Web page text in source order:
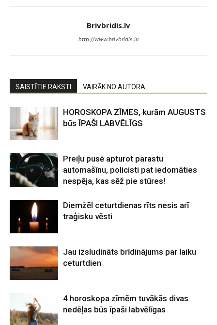
Brivbridis.lv
http://www.brivbridis.lv
SAISTĪTIE RAKSTI VAIRĀK NO AUTORA
HOROSKOPA ZĪMES, kurām AUGUSTS
būs ĪPAŠI LABVĒLĪGS
Preiļu pusē apturot parastu
automašīnu, policisti pat iedomāties
nespēja, kas sēž pie stūres!
Diemžēl ceturtdienas rīts nesis arī
traģisku vēsti
Jau izsludināts brīdinājums par laiku
ceturtdien
4 horoskopa zīmēm tuvākās divas
nedēļas būs īpaši labvēlīgas